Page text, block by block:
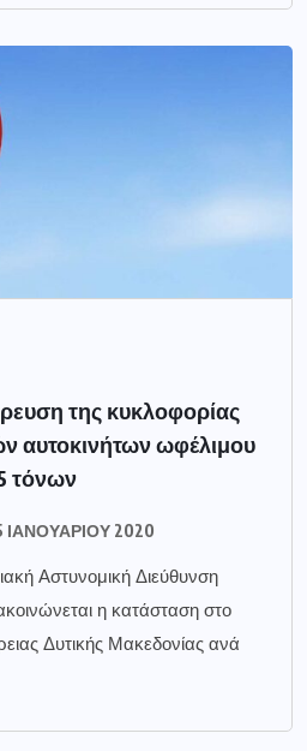
της κυκλοφορίας
αυτοκινήτων ωφέλιμου
τόνων
ΙΑΝΟΥΑΡΊΟΥ 2020
Αστυνομική Διεύθυνση
η κατάσταση στο
Δυτικής Μακεδονίας ανά